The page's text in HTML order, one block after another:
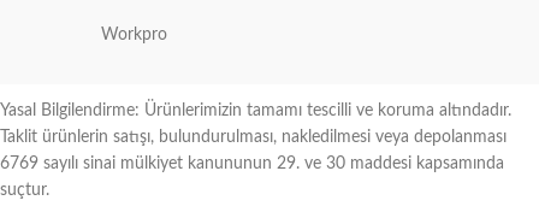
Workpro
Yasal Bilgilendirme: Ürünlerimizin tamamı tescilli ve koruma altındadır.
Taklit ürünlerin satışı, bulundurulması, nakledilmesi veya depolanması
6769 sayılı sinai mülkiyet kanununun 29. ve 30 maddesi kapsamında
suçtur.